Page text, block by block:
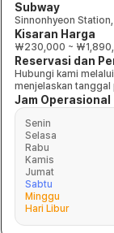
Subway
Sinnonhyeon Station,
Kisaran Harga
₩230,000 ~
Reservasi dan
Hubungi kami
menjelaskan
Jam Operasional
Senin
Selasa
Rabu
Kamis
Jumat
Sabtu
Minggu
Hari Libur